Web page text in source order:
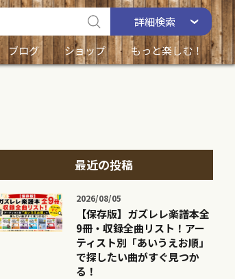
詳細検索
ブログ ショップ もっと楽しむ！
最近の投稿
2026/08/05
【保存版】ガズレレ楽譜本全
9冊・収録全曲リスト！アー
ティスト別「あいうえお順」
で探したい曲がすぐ見つか
る！